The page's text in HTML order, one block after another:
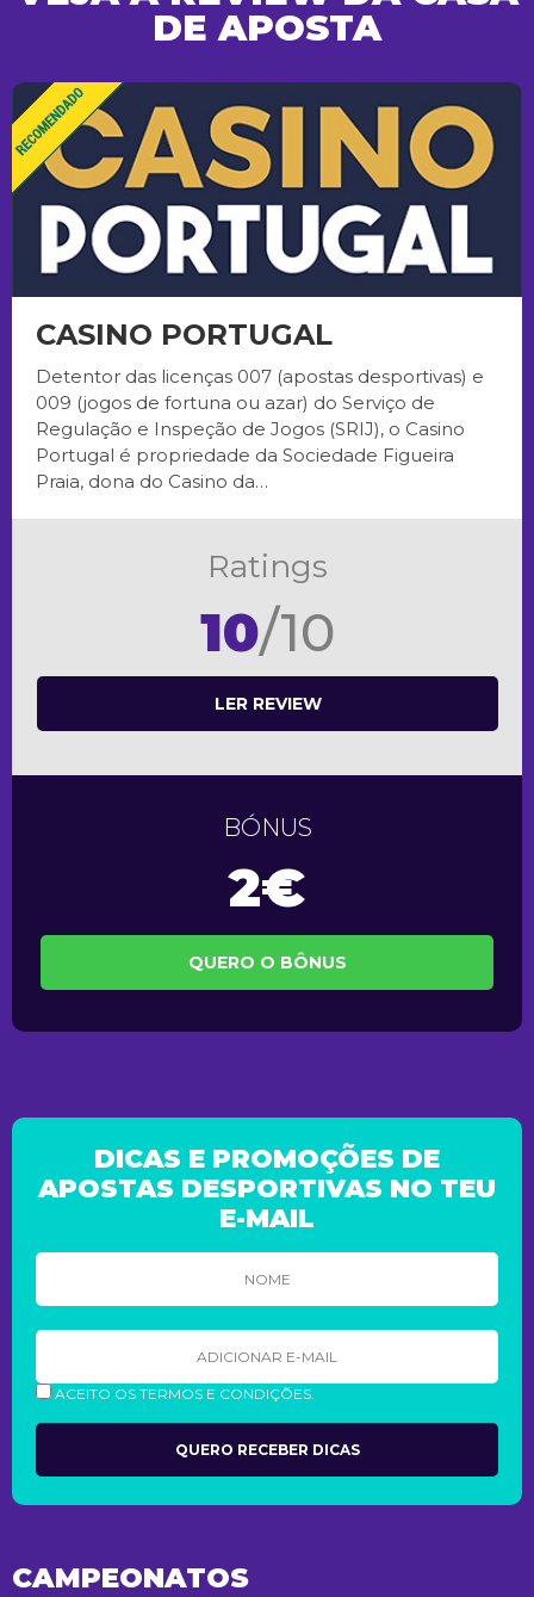
DE APOSTA
CASINO PORTUGAL
Detentor das licenças 007 (apostas desportivas) e
009 (jogos de fortuna ou azar) do Serviço de
Regulação e Inspeção de Jogos (SRIJ), o Casino
Portugal é propriedade da Sociedade Figueira
Praia, dona do Casino da…
Ratings
10/10
LER REVIEW
BÓNUS
2€
QUERO O BÔNUS
DICAS E PROMOÇÕES DE
APOSTAS DESPORTIVAS NO TEU
E-MAIL
ACEITO OS TERMOS E CONDIÇÕES.
CAMPEONATOS